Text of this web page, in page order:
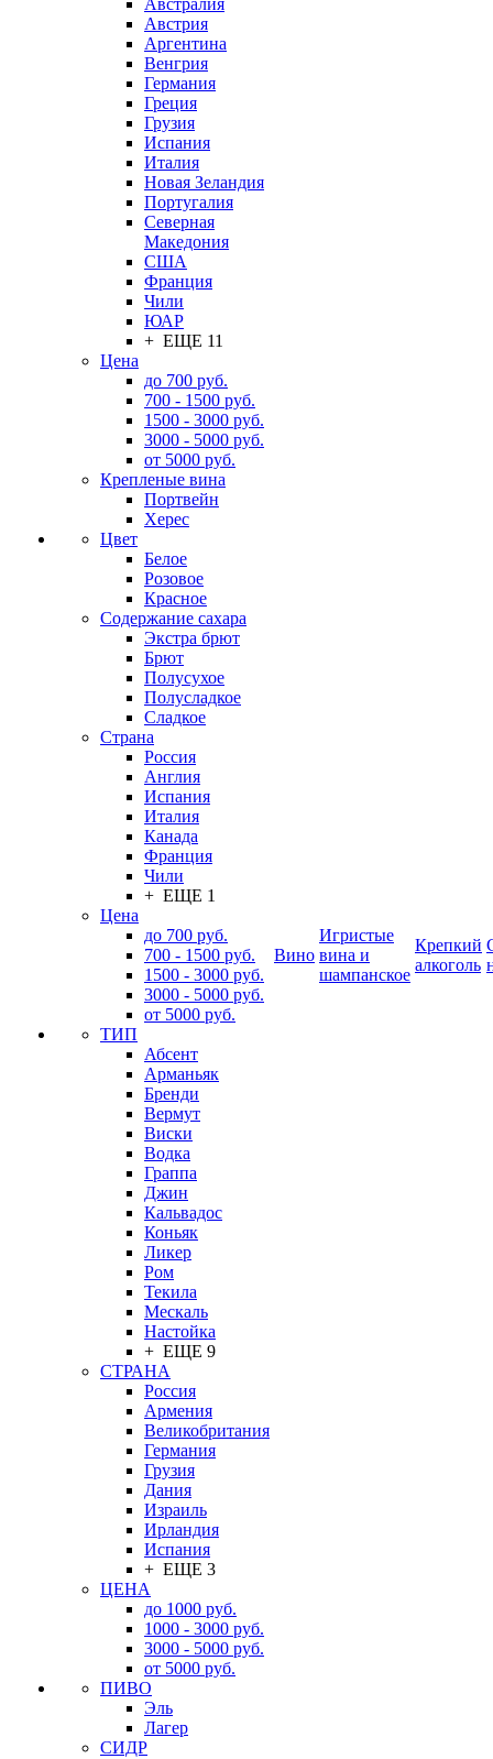
Австралия
Австрия
Аргентина
Венгрия
Германия
Греция
Грузия
Испания
Италия
Новая Зеландия
Португалия
Северная
Македония
США
Франция
Чили
ЮАР
+ ЕЩЕ 11
Цена
до 700 руб.
700 - 1500 руб.
1500 - 3000 руб.
3000 - 5000 руб.
от 5000 руб.
Крепленые вина
Портвейн
Херес
Цвет
Белое
Розовое
Красное
Содержание сахара
Экстра брют
Брют
Полусухое
Полусладкое
Сладкое
Страна
Россия
Англия
Испания
Италия
Канада
Франция
Чили
+ ЕЩЕ 1
Цена
до 700 руб.
700 - 1500 руб.
1500 - 3000 руб.
3000 - 5000 руб.
от 5000 руб.
ТИП
Абсент
Арманьяк
Бренди
Вермут
Виски
Водка
Граппа
Джин
Кальвадос
Коньяк
Ликер
Ром
Текила
Мескаль
Настойка
+ ЕЩЕ 9
СТРАНА
Россия
Армения
Великобритания
Германия
Грузия
Дания
Израиль
Ирландия
Испания
+ ЕЩЕ 3
ЦЕНА
до 1000 руб.
1000 - 3000 руб.
3000 - 5000 руб.
от 5000 руб.
ПИВО
Эль
Лагер
СИДР
Вино
Игристые
вина и
шампанское
Крепкий
алкоголь